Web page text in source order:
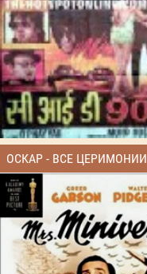
ОСКАР - ВСЕ ЦЕРИМОНИИ